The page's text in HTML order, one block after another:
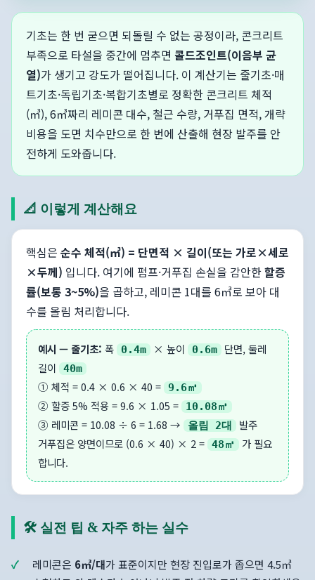
기초는 한 번 굳으면 되돌릴 수 없는 공정이라, 콘크리트
부족으로 타설을 중간에 멈추면 콜드조인트(이음부 균
열)가 생기고 강도가 떨어집니다. 이 계산기는 줄기초·매
트기초·독립기초·복합기초별로 정확한 콘크리트 체적
(㎥), 6㎥짜리 레미콘 대수, 철근 수량, 거푸집 면적, 개략
비용을 도면 치수만으로 한 번에 산출해 현장 발주를 안
전하게 도와줍니다.
📐 이렇게 계산해요
핵심은 순수 체적(㎥) = 단면적 × 길이(또는 가로×세로
×두께) 입니다. 여기에 펌프·거푸집 손실을 감안한할증
률(보통 3~5%)을 곱하고, 레미콘 1대를 6㎥로 보아 대
수를 올림 처리합니다.
예시 — 줄기초: 폭 0.4m × 높이 0.6m
단면, 둘레
길이
40m
① 체적 = 0.4 × 0.6 × 40 = 9.6㎥
② 할증 5% 적용 = 9.6 × 1.05 = 10.08㎥
③ 레미콘 = 10.08 ÷ 6 = 1.68 → 올림 2대
발주
거푸집은 양면이므로 (0.6 × 40) × 2 =
48㎡
가 필요
합니다.
🛠️ 실전 팁 & 자주 하는 실수
레미콘은 6㎥/대가 표준이지만 현장 진입로가 좁으면 4.5㎥